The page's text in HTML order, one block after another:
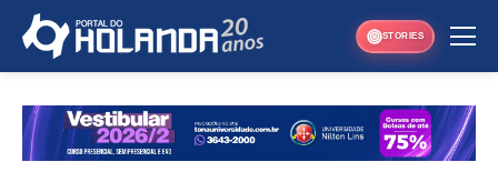
STORIES